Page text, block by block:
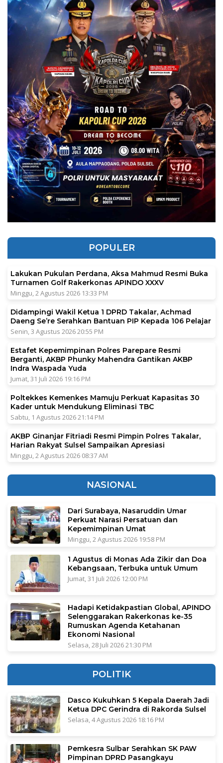
POPULER
Lakukan Pukulan Perdana, Aksa Mahmud Resmi Buka
Turnamen Golf Rakerkonas APINDO XXXV
Minggu, 2 Agustus 2026 13:33 PM
Didampingi Wakil Ketua 1 DPRD Takalar, Achmad
Daeng Se’re Serahkan Bantuan PIP Kepada 106 Pelajar
Senin, 3 Agustus 2026 20:55 PM
Estafet Kepemimpinan Polres Parepare Resmi
Berganti, AKBP Phunky Mahendra Gantikan AKBP
Indra Waspada Yuda
Jumat, 31 Juli 2026 19:16 PM
Poltekkes Kemenkes Mamuju Perkuat Kapasitas 30
Kader untuk Mendukung Eliminasi TBC
Sabtu, 1 Agustus 2026 21:14 PM
AKBP Ginanjar Fitriadi Resmi Pimpin Polres Takalar,
Harian Rakyat Sulsel Sampaikan Apresiasi
Minggu, 2 Agustus 2026 08:37 AM
NASIONAL
Dari Surabaya, Nasaruddin Umar
Perkuat Narasi Persatuan dan
Kepemimpinan Umat
Minggu, 2 Agustus 2026 19:58 PM
1 Agustus di Monas Ada Zikir dan Doa
Kebangsaan, Terbuka untuk Umum
Jumat, 31 Juli 2026 12:00 PM
Hadapi Ketidakpastian Global, APINDO
Selenggarakan Rakerkonas ke-35
Rumuskan Agenda Ketahanan
Ekonomi Nasional
Selasa, 28 Juli 2026 21:30 PM
POLITIK
Dasco Kukuhkan 5 Kepala Daerah Jadi
Ketua DPC Gerindra di Rakorda Sulsel
Selasa, 4 Agustus 2026 18:16 PM
Pemkesra Sulbar Serahkan SK PAW
Pimpinan DPRD Pasangkayu